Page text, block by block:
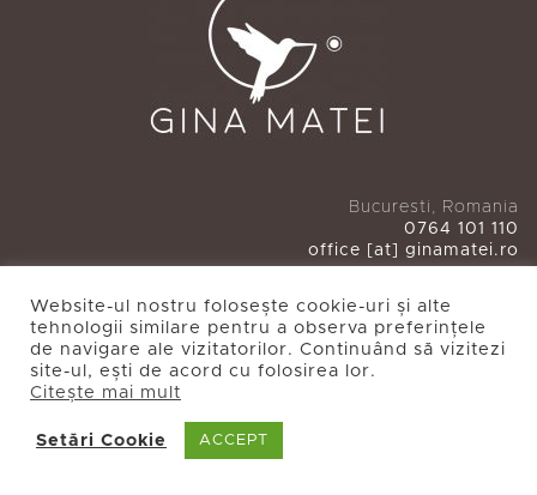
0764 101 110
Bucuresti, Romania
0764 101 110
office [at] ginamatei.ro
© copyright 2020
Website-ul nostru folosește cookie-uri și alte
tehnologii similare pentru a observa preferințele
de navigare ale vizitatorilor. Continuând să vizitezi
site-ul, ești de acord cu folosirea lor.
Citește mai mult
Setări Cookie ACCEPT